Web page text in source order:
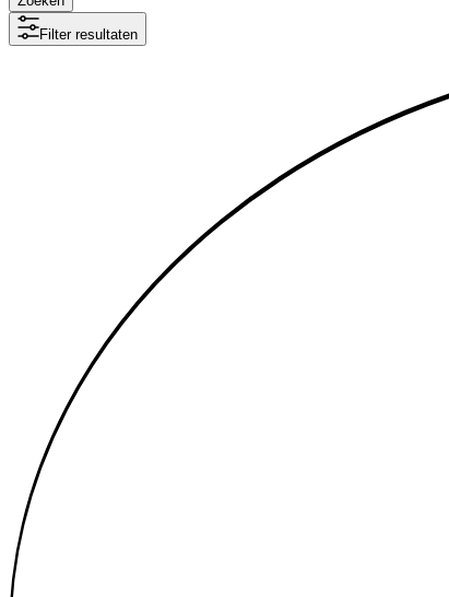
Filter resultaten